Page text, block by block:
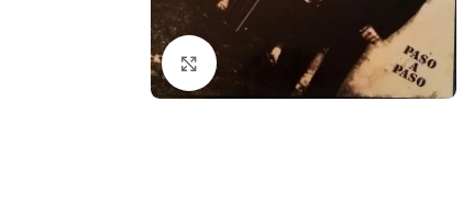
Clic para ampliar